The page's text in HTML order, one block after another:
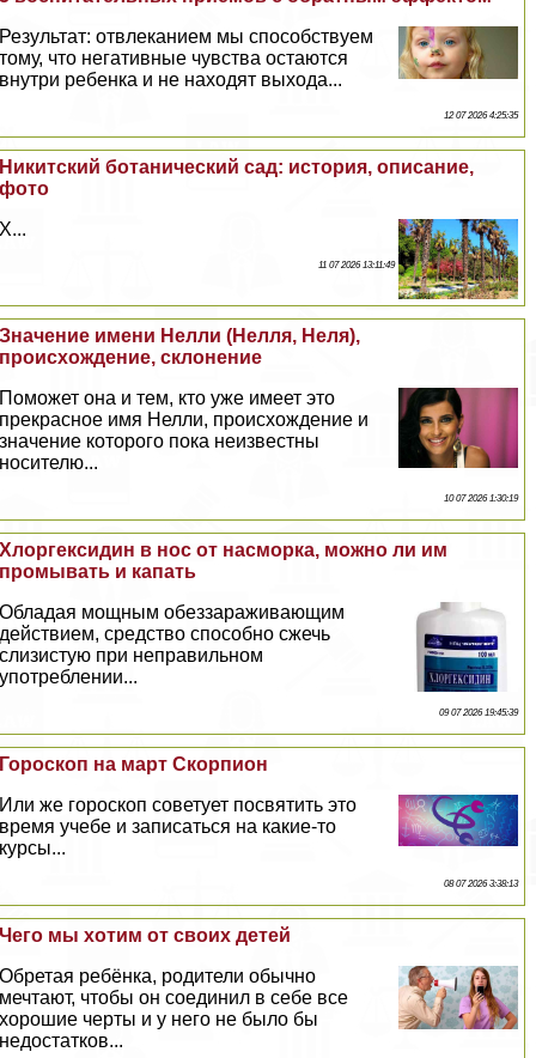
Результат: отвлеканием мы способствуем
тому, что негативные чувства остаются
внутри ребенка и не находят выхода...
12 07 2026 4:25:35
Никитский ботанический сад: история, описание,
фото
X...
11 07 2026 13:11:49
Значение имени Нелли (Нелля, Неля),
происхождение, склонение
Поможет она и тем, кто уже имеет это
прекрасное имя Нелли, происхождение и
значение которого пока неизвестны
носителю...
10 07 2026 1:30:19
Хлоргексидин в нос от насморка, можно ли им
промывать и капать
Обладая мощным обеззараживающим
действием, средство способно сжечь
слизистую при неправильном
употрeблении...
09 07 2026 19:45:39
Гороскоп на март Скорпион
Или же гороскоп советует посвятить это
время учебе и записаться на какие-то
курсы...
08 07 2026 3:38:13
Чего мы хотим от своих детей
Обретая ребёнка, родители обычно
мечтают, чтобы он соединил в себе все
хорошие черты и у него не было бы
недостатков...